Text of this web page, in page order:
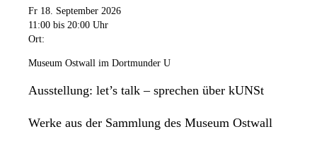
Fr 18. September 2026
11:00 bis 20:00 Uhr
Ort:
Museum Ostwall im Dortmunder U
Ausstellung: let’s talk – sprechen über kUNSt
Werke aus der Sammlung des Museum Ostwall